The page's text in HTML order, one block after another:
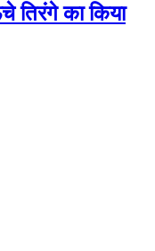
तिरंगे का किया